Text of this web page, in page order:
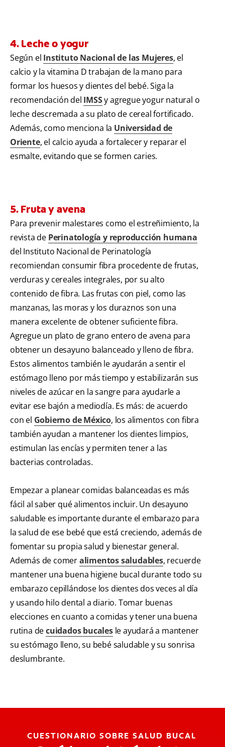
4. Leche o yogur
Según el Instituto Nacional de las Mujeres, el
calcio y la vitamina D trabajan de la mano para
formar los huesos y dientes del bebé. Siga la
recomendación del IMSSy agregue yogur natural o
leche descremada a su plato de cereal fortificado.
Además, como menciona la Universidad de
Oriente, el calcio ayuda a fortalecer y reparar el
esmalte, evitando que se formen caries.
5. Fruta y avena
Para prevenir malestares como el estreñimiento, la
revista de Perinatología y reproducción humana
del Instituto Nacional de Perinatología
recomiendan consumir fibra procedente de frutas,
verduras y cereales integrales, por su alto
contenido de fibra. Las frutas con piel, como las
manzanas, las moras y los duraznos son una
manera excelente de obtener suficiente fibra.
Agregue un plato de grano entero de avena para
obtener un desayuno balanceado y lleno de fibra.
Estos alimentos también le ayudarán a sentir el
estómago lleno por más tiempo y estabilizarán sus
niveles de azúcar en la sangre para ayudarle a
evitar ese bajón a mediodía. Es más: de acuerdo
con el Gobierno de México, los alimentos con fibra
también ayudan a mantener los dientes limpios,
estimulan las encías y permiten tener a las
bacterias controladas.
Empezar a planear comidas balanceadas es más
fácil al saber qué alimentos incluir. Un desayuno
saludable es importante durante el embarazo para
la salud de ese bebé que está creciendo, además de
fomentar su propia salud y bienestar general.
Además de comeralimentos saludables, recuerde
mantener una buena higiene bucal durante todo su
embarazo cepillándose los dientes dos veces al día
y usando hilo dental a diario. Tomar buenas
elecciones en cuanto a comidas y tener una buena
rutina decuidados bucalesle ayudará a mantener
su estómago lleno, su bebé saludable y su sonrisa
deslumbrante.
CUESTIONARIO SOBRE SALUD BUCAL